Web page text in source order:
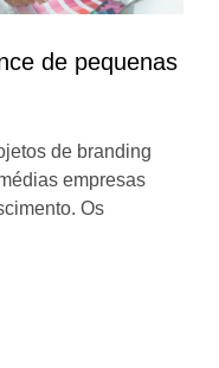
de pequenas
de branding
empresas
Os